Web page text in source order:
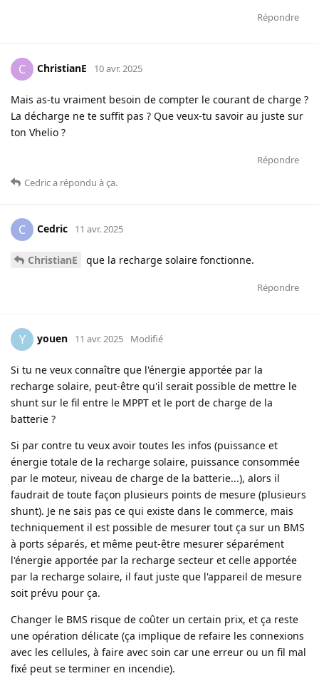
Répondre
C ChristianE 10 avr. 2025
Mais as-tu vraiment besoin de compter le courant de charge ?
La décharge ne te suffit pas ? Que veux-tu savoir au juste sur
ton Vhelio ?
Répondre
Cedrica répondu à ça.
C Cedric 11 avr. 2025
ChristianE que la recharge solaire fonctionne.
Répondre
Y youen 11 avr. 2025 Modifié
Si tu ne veux connaître que l'énergie apportée par la
recharge solaire, peut-être qu'il serait possible de mettre le
shunt sur le fil entre le MPPT et le port de charge de la
batterie ?
Si par contre tu veux avoir toutes les infos (puissance et
énergie totale de la recharge solaire, puissance consommée
par le moteur, niveau de charge de la batterie...), alors il
faudrait de toute façon plusieurs points de mesure (plusieurs
shunt). Je ne sais pas ce qui existe dans le commerce, mais
techniquement il est possible de mesurer tout ça sur un BMS
à ports séparés, et même peut-être mesurer séparément
l'énergie apportée par la recharge secteur et celle apportée
par la recharge solaire, il faut juste que l'appareil de mesure
soit prévu pour ça.
Changer le BMS risque de coûter un certain prix, et ça reste
une opération délicate (ça implique de refaire les connexions
avec les cellules, à faire avec soin car une erreur ou un fil mal
fixé peut se terminer en incendie).